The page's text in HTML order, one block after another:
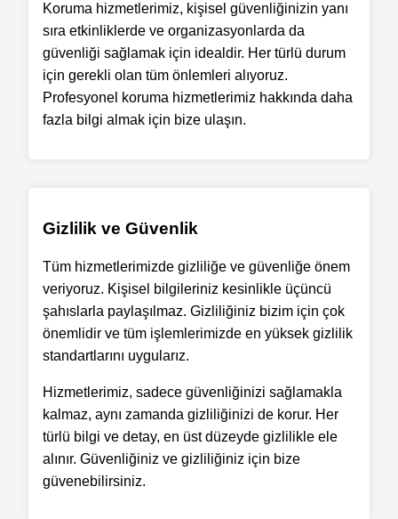
Koruma hizmetlerimiz, kişisel güvenliğinizin yanı
sıra etkinliklerde ve organizasyonlarda da
güvenliği sağlamak için idealdir. Her türlü durum
için gerekli olan tüm önlemleri alıyoruz.
Profesyonel koruma hizmetlerimiz hakkında daha
fazla bilgi almak için bize ulaşın.
Gizlilik ve Güvenlik
Tüm hizmetlerimizde gizliliğe ve güvenliğe önem
veriyoruz. Kişisel bilgileriniz kesinlikle üçüncü
şahıslarla paylaşılmaz. Gizliliğiniz bizim için çok
önemlidir ve tüm işlemlerimizde en yüksek gizlilik
standartlarını uygularız.
Hizmetlerimiz, sadece güvenliğinizi sağlamakla
kalmaz, aynı zamanda gizliliğinizi de korur. Her
türlü bilgi ve detay, en üst düzeyde gizlilikle ele
alınır. Güvenliğiniz ve gizliliğiniz için bize
güvenebilirsiniz.